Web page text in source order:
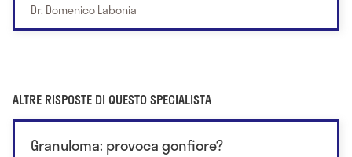
Dr. Domenico Labonia
ALTRE RISPOSTE DI QUESTO SPECIALISTA
Granuloma: provoca gonfiore?